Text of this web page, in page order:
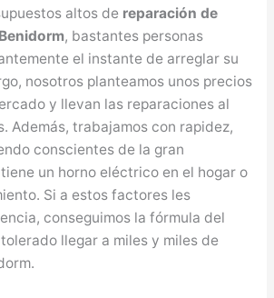
altos de reparación de
, bastantes personas
el instante de arreglar su
nosotros planteamos unos precios
y llevan las reparaciones al
Además, trabajamos con rapidez,
conscientes de la gran
un horno eléctrico en el hogar o
Si a estos factores les
conseguimos la fórmula del
llegar a miles y miles de